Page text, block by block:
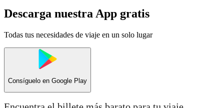
Descarga nuestra App gratis
Todas tus necesidades de viaje en un solo lugar
Consíguelo en Google Play